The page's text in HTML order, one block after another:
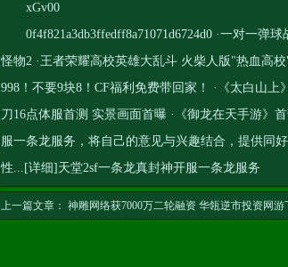
xGv00
0f4f821a3db3ffedff8a71071d6724d0 ·一对一弹球
怪物2 ·王者荣耀高校英雄大乱斗 火柴人版"热血高
998！不要9块8！CF福利免费带回家！ ·《太白山
刀16点体服首测 实景画面首曝 ·《御龙在天手游》
服一条龙服务 ，将自己的意见与兴趣结合，提供同
性...[详细] 天堂2sf一条龙真封神开服一条龙服务
上一篇文章： 神雕网络获7000万二轮融资 华瓴逆市投资网游